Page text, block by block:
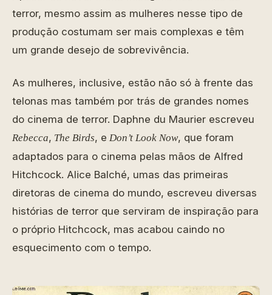
terror, mesmo assim as mulheres nesse tipo de
produção costumam ser mais complexas e têm
um grande desejo de sobrevivência.
As mulheres, inclusive, estão não só à frente das
telonas mas também por trás de grandes nomes
do cinema de terror. Daphne du Maurier escreveu
Rebecca, The Birds, e Don’t Look Now, que foram
adaptados para o cinema pelas mãos de Alfred
Hitchcock. Alice Balché, umas das primeiras
diretoras de cinema do mundo, escreveu diversas
histórias de terror que serviram de inspiração para
o próprio Hitchcock, mas acabou caindo no
esquecimento com o tempo.